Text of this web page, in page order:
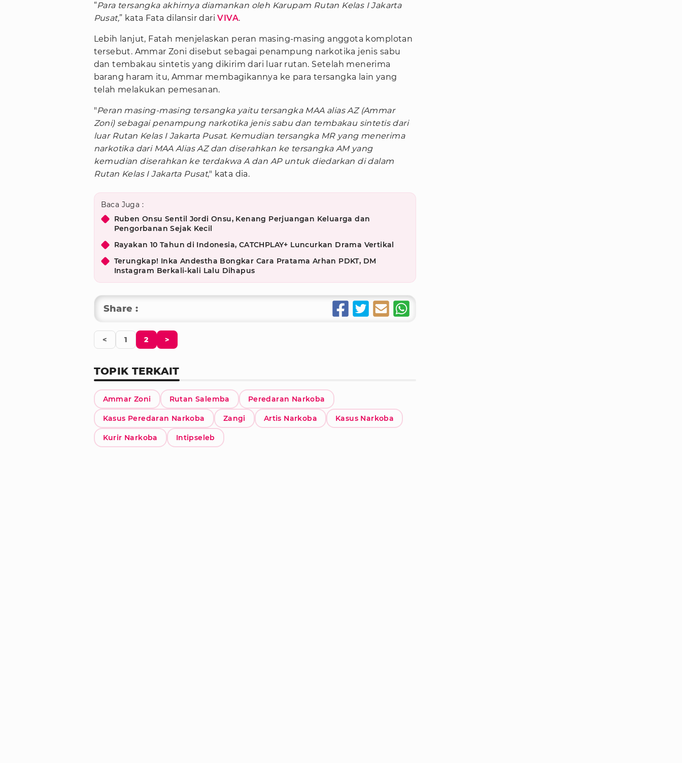
“Para tersangka akhirnya diamankan oleh Karupam Rutan Kelas I Jakarta
Pusat,” kata Fata dilansir dariVIVA.
Lebih lanjut, Fatah menjelaskan peran masing-masing anggota komplotan
tersebut. Ammar Zoni disebut sebagai penampung narkotika jenis sabu
dan tembakau sintetis yang dikirim dari luar rutan. Setelah menerima
barang haram itu, Ammar membagikannya ke para tersangka lain yang
telah melakukan pemesanan.
"Peran masing-masing tersangka yaitu tersangka MAA alias AZ (Ammar
Zoni) sebagai penampung narkotika jenis sabu dan tembakau sintetis dari
luar Rutan Kelas I Jakarta Pusat. Kemudian tersangka MR yang menerima
narkotika dari MAA Alias AZ dan diserahkan ke tersangka AM yang
kemudian diserahkan ke terdakwa A dan AP untuk diedarkan di dalam
Rutan Kelas I Jakarta Pusat," kata dia.
Baca Juga :
Ruben Onsu Sentil Jordi Onsu, Kenang Perjuangan Keluarga dan
Pengorbanan Sejak Kecil
Rayakan 10 Tahun di Indonesia, CATCHPLAY+ Luncurkan Drama Vertikal
Terungkap! Inka Andestha Bongkar Cara Pratama Arhan PDKT, DM
Instagram Berkali-kali Lalu Dihapus
Share :
< 1 2 >
TOPIK TERKAIT
Ammar Zoni Rutan Salemba Peredaran Narkoba
Kasus Peredaran Narkoba Zangi Artis Narkoba Kasus Narkoba
Kurir Narkoba Intipseleb